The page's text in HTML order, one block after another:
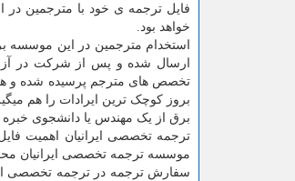
فایل ترجمه ی خود با مترجمین در
خواهد بود.
استخدام مترجمین در این موسسه
ارسال شده و پس از شرکت در
تخصص های مترجم پرسیده شده و
بروز کوچک ترین ایرادات را هم
برق از یک مهندس یا دانشجوی خبره
ترجمه تخصصی ایرانیان اهمیت
موسسه ترجمه تخصصی ایرانیان
سفارش ترجمه در ترجمه تخصصی